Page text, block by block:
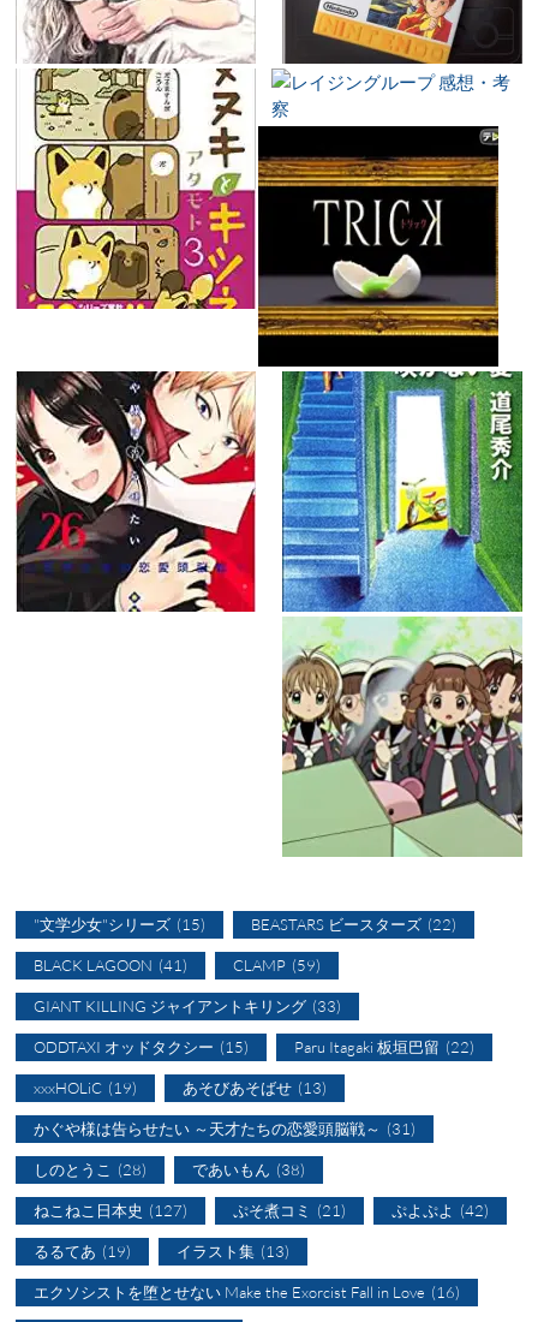
"文学少女"シリーズ (15) BEASTARS ビースターズ (22)
BLACK LAGOON (41) CLAMP (59)
GIANT KILLING ジャイアントキリング (33)
ODDTAXI オッドタクシー (15) Paru Itagaki 板垣巴留 (22)
xxxHOLiC (19) あそびあそばせ (13)
かぐや様は告らせたい ～天才たちの恋愛頭脳戦～ (31)
しのとうこ (28) であいもん (38)
ねこねこ日本史 (127) ぷそ煮コミ (21) ぷよぷよ (42)
るるてあ (19) イラスト集 (13)
エクソシストを堕とせない Make the Exorcist Fall in Love (16)